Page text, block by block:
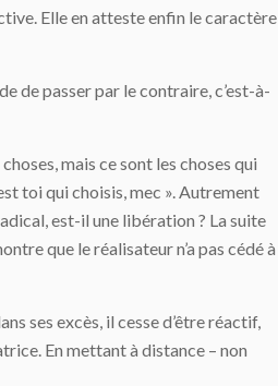
Elle en atteste enfin le caractère
de passer par le contraire, c’est-à-
mais ce sont les choses qui
toi qui choisis, mec ». Autrement
est-il une libération ? La suite
que le réalisateur n’a pas cédé à
ses excès, il cesse d’être réactif,
En mettant à distance – non